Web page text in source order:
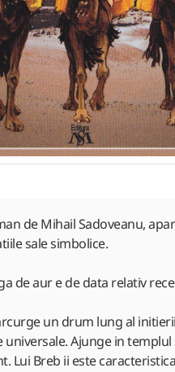
de Mihail Sadoveanu,
sale simbolice.
de aur e de data relativ
un drum lung al
universale. Ajunge in
Lui Breb ii este